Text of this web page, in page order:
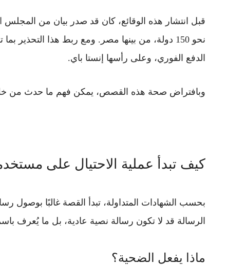
قبل انتشار هذه الوقائع، كان قد صدر بيان من المجلس
نحو 150 دولة، من بينها مصر. ومع ربط هذا
الدفع الفوري، وعلى رأسها إنستا باي.
وبافتراض صحة هذه القصص، يمكن فهم ما حدث من
كيف تبدأ عملية الاحتيال على
بحسب الشهادات المتداولة، تبدأ القصة غالبًا بوصول
الرسالة قد لا تكون رسالة نصية عادية، بل ما يُعرف
ماذا يفعل الضحية؟